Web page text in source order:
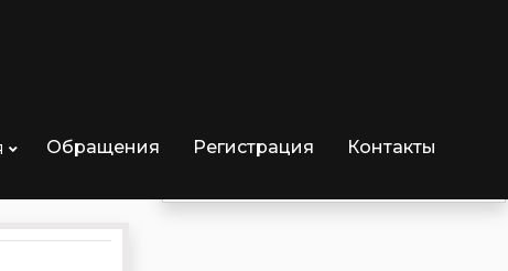
Обращения Регистрация Контакты